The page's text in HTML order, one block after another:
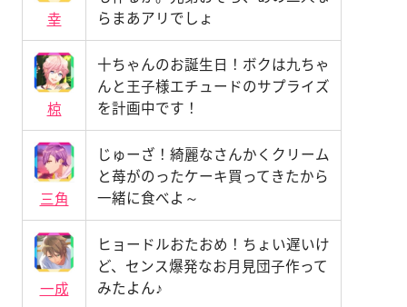
幸
らまあアリでしょ
椋
十ちゃんのお誕生日！ボクは九ちゃ
んと王子様エチュードのサプライズ
を計画中です！
三角
じゅーざ！綺麗なさんかくクリーム
と苺がのったケーキ買ってきたから
一緒に食べよ～
一成
ヒョードルおたおめ！ちょい遅いけ
ど、センス爆発なお月見団子作って
みたよん♪